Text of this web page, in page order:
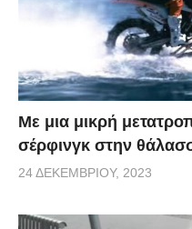
Με μια μικρή
σέρφινγκ στην
24 ΔΕΚΕΜΒΡΊΟΥ, 2023